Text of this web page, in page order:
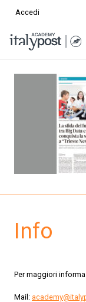
Accedi
Info
Per maggiori
Mail: